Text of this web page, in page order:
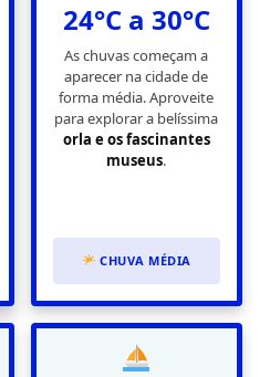
24°C a 30°C
As chuvas começam a
aparecer na cidade de
forma média. Aproveite
para explorar a belíssima
orla e os fascinantes
museus.
CHUVA MÉDIA